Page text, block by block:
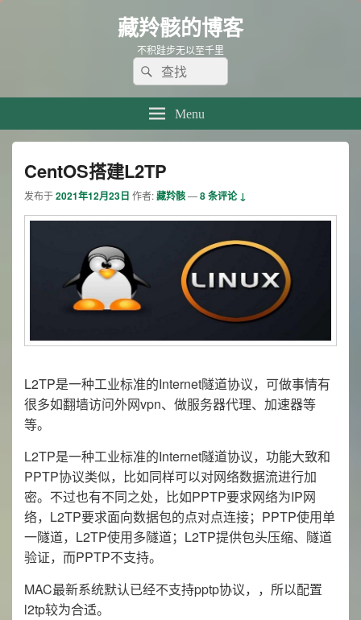
藏羚骸的博客
不积跬步无以至千里
Search
for:
Search
Menu
CentOS搭建L2TP
发布于2021年12月23日 作者:藏羚骸—8 条评论 ↓
L2TP是一种工业标准的Internet隧道协议，可做事情有
很多如翻墙访问外网vpn、做服务器代理、加速器等
等。
L2TP是一种工业标准的Internet隧道协议，功能大致和
PPTP协议类似，比如同样可以对网络数据流进行加
密。不过也有不同之处，比如PPTP要求网络为IP网
络，L2TP要求面向数据包的点对点连接；PPTP使用单
一隧道，L2TP使用多隧道；L2TP提供包头压缩、隧道
验证，而PPTP不支持。
MAC最新系统默认已经不支持pptp协议，，所以配置
l2tp较为合适。